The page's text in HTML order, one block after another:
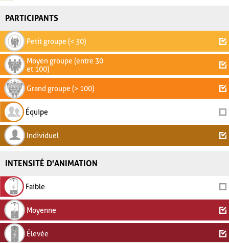
PARTICIPANTS
Petit groupe (< 30)
Moyen groupe (entre 30
et 100)
Grand groupe (> 100)
Équipe
Individuel
INTENSITÉ D'ANIMATION
Faible
Moyenne
Élevée